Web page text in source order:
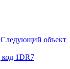
Следующий объект